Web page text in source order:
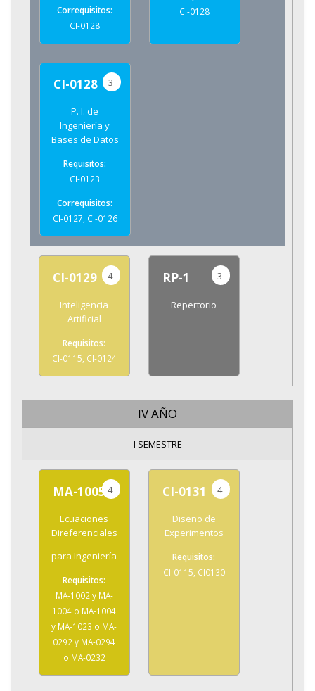
CI-0128
CI-0128
CI-0128
P. I. de
Ingeniería y
Bases de Datos
3
CI-0123
CI-0127, CI-0126
CI-0129
Inteligencia
Artificial
4
CI-0115, CI-0124
RP-1
Repertorio
3
IV AÑO
I SEMESTRE
MA-1005
Ecuaciones
Direferenciales
para Ingeniería
MA-1002 y MA-
1004 o MA-1004
y MA-1023 o MA-
0292 y MA-0294
o MA-0232
4 CI-0131
Diseño de
Experimentos
CI-0115, CI0130
4